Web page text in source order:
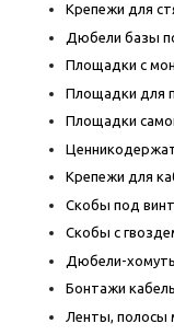
Крепежи для
Дюбели базы
Площадки с
Площадки для
Площадки
Крепежи для
Скобы под винт
Скобы с
Дюбели-
Бонтажи
Ленты, полосы